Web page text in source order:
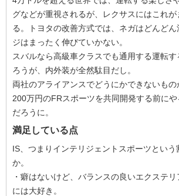
グなどが重視されるが、レクサスにはこれ
る。トヨタの改善方式では、ネガはどんど
ジはまったく伸びていかない。
スバルなら高級車クラスでも通用する運転
ろうが、内外装が全然駄目だし。
両社のアライアンスでどうにかできないもの
200万円のFRスポーツを共同開発する前に
だろうに。
満足している点
IS、つまりインテリジェントスポーツとい
か。
・癖はないけど、バランスの良いエクステ
には大好き。